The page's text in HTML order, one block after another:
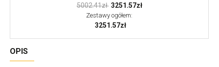
5002.41zł 3251.57zł
Zestawy ogółem:
3251.57zł
OPIS